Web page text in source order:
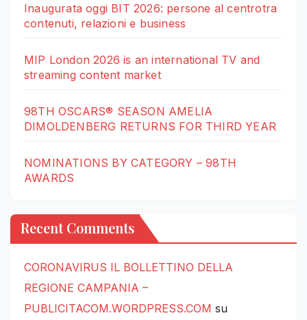
Inaugurata oggi BIT 2026: persone al centrotra
contenuti, relazioni e business
MIP London 2026 is an international TV and
streaming content market
98TH OSCARS® SEASON AMELIA
DIMOLDENBERG RETURNS FOR THIRD YEAR
NOMINATIONS BY CATEGORY – 98TH
AWARDS
Recent Comments
CORONAVIRUS IL BOLLETTINO DELLA
REGIONE CAMPANIA –
PUBLICITACOM.WORDPRESS.COM su